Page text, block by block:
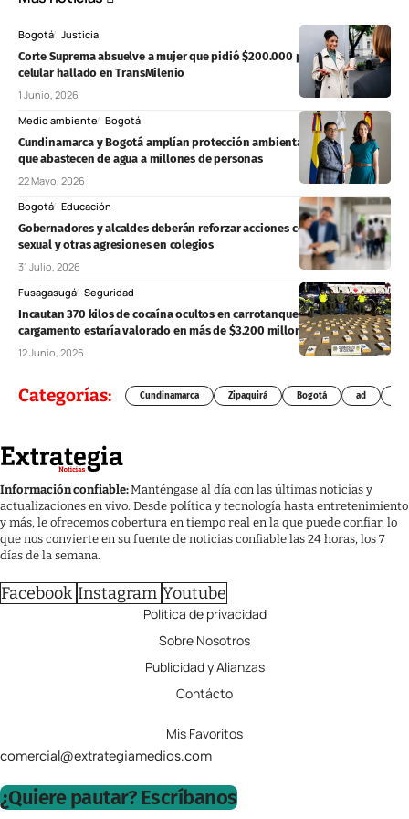
Bogotá Justicia
Corte Suprema absuelve a mujer que pidió $200.000 por devolver un
celular hallado en TransMilenio
1 Junio, 2026
Medio ambiente Bogotá
Cundinamarca y Bogotá amplían protección ambiental sobre zonas
que abastecen de agua a millones de personas
22 Mayo, 2026
Bogotá Educación
Gobernadores y alcaldes deberán reforzar acciones contra la violencia
sexual y otras agresiones en colegios
31 Julio, 2026
Fusagasugá Seguridad
Incautan 370 kilos de cocaína ocultos en carrotanque en Fusagasugá:
cargamento estaría valorado en más de $3.200 millones
12 Junio, 2026
Categorías: Cundinamarca Zipaquirá Bogotá ad
Información confiable:Manténgase al día con las últimas noticias y
actualizaciones en vivo. Desde política y tecnología hasta entretenimiento
y más, le ofrecemos cobertura en tiempo real en la que puede confiar, lo
que nos convierte en su fuente de noticias confiable las 24 horas, los 7
días de la semana.
Facebook Instagram Youtube
Política de privacidad
Sobre Nosotros
Publicidad y Alianzas
Contácto
Mis Favoritos
comercial@extrategiamedios.com
¿Quiere pautar? Escríbanos